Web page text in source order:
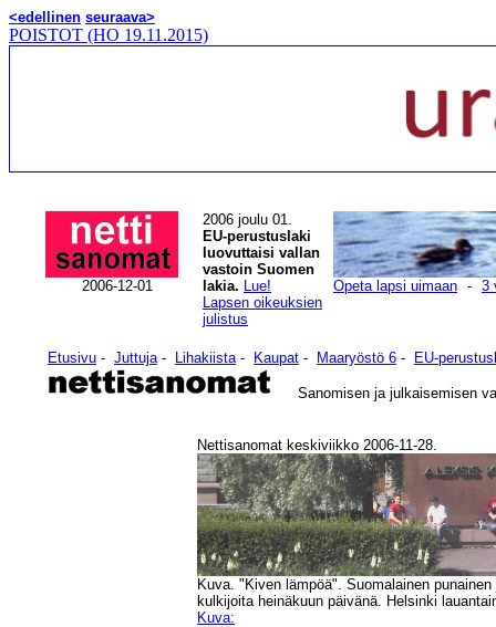
<edellinen seuraava>
POISTOT (HO 19.11.2015)
2006-12-01
2006 joulu 01.
EU-perustuslaki
luovuttaisi vallan
vastoin Suomen
lakia. Lue!
Lapsen oikeuksien
julistus
Opeta lapsi uimaan - 3
Etusivu - Juttuja- Lihakiista- Kaupat - Maaryöstö 6 - EU-
Sanomisen ja julkaisemisen
Nettisanomat keskiviikko 2006-11-28.
Kuva. "Kiven lämpöä". Suomalainen
kulkijoita heinäkuun päivänä. Helsinki
Kuva: